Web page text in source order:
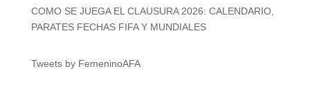
COMO SE JUEGA EL CLAUSURA 2026: CALENDARIO,
PARATES FECHAS FIFA Y MUNDIALES
Tweets by FemeninoAFA